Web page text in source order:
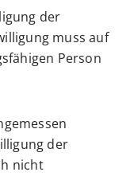
der
muss auf
Person
der
nicht